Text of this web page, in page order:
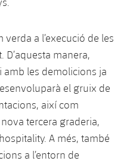
a l’execució de les
D’aquesta manera,
les demolicions ja
el gruix de
així com
nova tercera graderia,
A més, també
a l’entorn de